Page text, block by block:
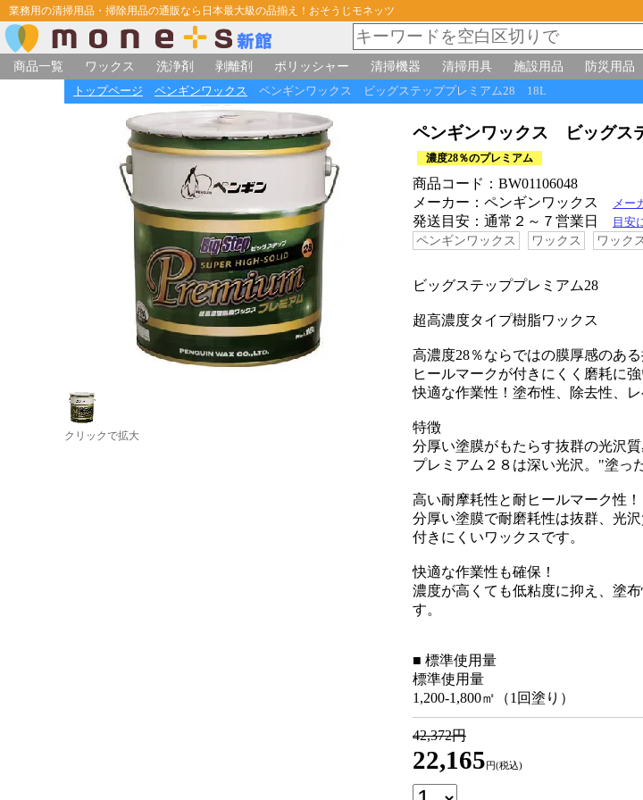
業務用の清掃用品・掃除用品の通販なら日本最大級の品揃え！おそうじモネッツ
商品一覧
ワックス 洗浄剤 剥離剤 ポリッシャー 清掃機器 清掃用具 施設用品 防災用品
トップページ ペンギンワックス ペンギンワックス ビッグステッププレミアム28 18L
クリックで拡大
ペンギンワックス ビッグ
濃度28％のプレミアム
商品コード：BW01106048
メーカー：ペンギンワックス
メー
発送目安：通常２～７営業日 目安
ペンギンワックス ワックス ワック
ビッグステッププレミアム28
超高濃度タイプ樹脂ワックス
高濃度28％ならではの膜厚感のあ
ヒールマークが付きにくく磨耗に
快適な作業性！塗布性、除去性、レ
特徴
分厚い塗膜がもたらす抜群の光沢質
プレミアム２８は深い光沢。"塗っ
高い耐摩耗性と耐ヒールマーク性！
分厚い塗膜で耐磨耗性は抜群、光
付きにくいワックスです。
快適な作業性も確保！
濃度が高くても低粘度に抑え、塗
す。
■ 標準使用量
標準使用量
1,200-1,800㎡（1回塗り）
42,372円
22,165 円(税込)